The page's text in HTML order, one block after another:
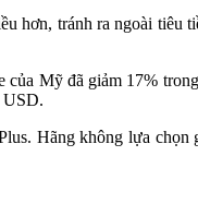
hơn, tránh ra ngoài tiêu
của Mỹ đã giảm 17%
USD.
Hãng không lựa chọn